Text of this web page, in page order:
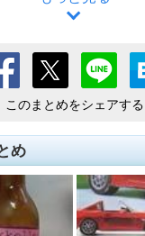
このまとめをシェアする
め